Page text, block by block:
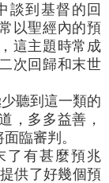
談到基督的回
以聖經內的預
這主題時常成
次回歸和末世
聽到這一類的
，多多益善，
臨審判。
了有甚麼預兆
供了好幾個預